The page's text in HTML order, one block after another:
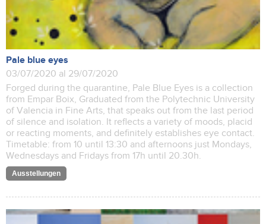
Pale blue eyes
03/07/2020 al 29/07/2020
Forged during the quarantine, Pale Blue Eyes is a collection
from Empar Boix, Graduated from the Polytechnic University
of Valencia in Fine Arts, that speaks out from the last period
of silence and isolation. It reflects a variety of moods, placid
or reacting moments, and definitely establishes eye contact.
Timetable: from 10 until 13:30 and afternoons just Mondays,
Wednesdays and Fridays from 17h until 20.30h.
Ausstellungen